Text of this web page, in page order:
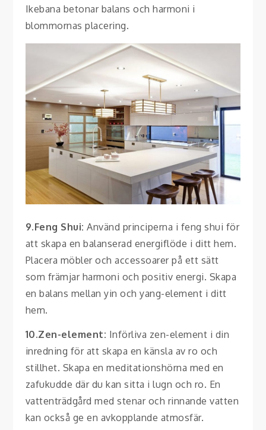
Ikebana betonar balans och harmoni i
blommornas placering.
9.Feng Shui:Använd principerna i feng shui för
att skapa en balanserad energiflöde i ditt hem.
Placera möbler och accessoarer på ett sätt
som främjar harmoni och positiv energi. Skapa
en balans mellan yin och yang-element i ditt
hem.
10.Zen-element: Införliva zen-element i din
inredning för att skapa en känsla av ro och
stillhet. Skapa en meditationshörna med en
zafukudde där du kan sitta i lugn och ro. En
vattenträdgård med stenar och rinnande vatten
kan också ge en avkopplande atmosfär.